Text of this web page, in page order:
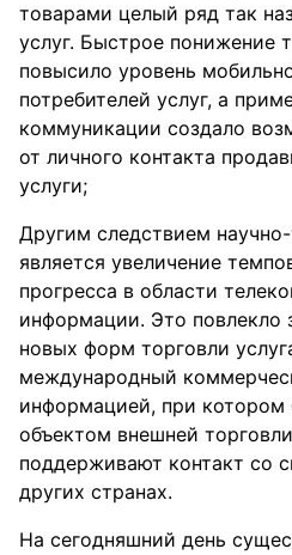
товарами целый ряд так
услуг. Быстрое понижение
повысило уровень
потребителей услуг, а
коммуникации создало
от личного контакта
услуги;
Другим следствием
является увеличение
прогресса в области
информации. Это повлекло
новых форм торговли
международный
информацией, при котором
объектом внешней
поддерживают контакт со
других странах.
На сегодняшний день